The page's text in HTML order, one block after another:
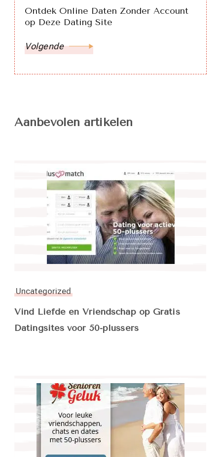
Ontdek Online Daten Zonder Account
op Deze Dating Site
Volgende
Aanbevolen artikelen
Uncategorized
Vind Liefde en Vriendschap op Gratis
Datingsites voor 50-plussers